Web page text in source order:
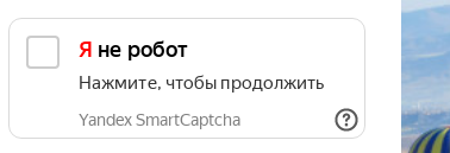
Я не робот
Нажмите, чтобы продолжить
Yandex SmartCaptcha